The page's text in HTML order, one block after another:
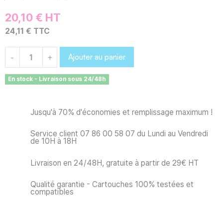
20,10 € HT
24,11 € TTC
- + Ajouter au panier
En stock - Livraison sous 24/48h
Jusqu'à 70% d'économies et remplissage maximum !
Service client 07 86 00 58 07 du Lundi au Vendredi
de 10H à 18H
Livraison en 24/48H, gratuite à partir de 29€ HT
Qualité garantie - Cartouches 100% testées et
compatibles